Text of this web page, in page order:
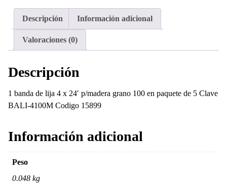
24'
p/madera
grano
en
Descripción Información adicional
Valoraciones (0)
Descripción
1 banda de lija 4 x 24′ p/madera grano 100 en paquete de 5 Clave
BALI-4100M Codigo 15899
Información adicional
Peso
0.048 kg